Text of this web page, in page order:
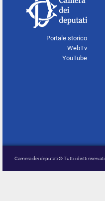
Portale storico
WebTv
YouTube
Camera dei deputati © Tutti i diritti riservati